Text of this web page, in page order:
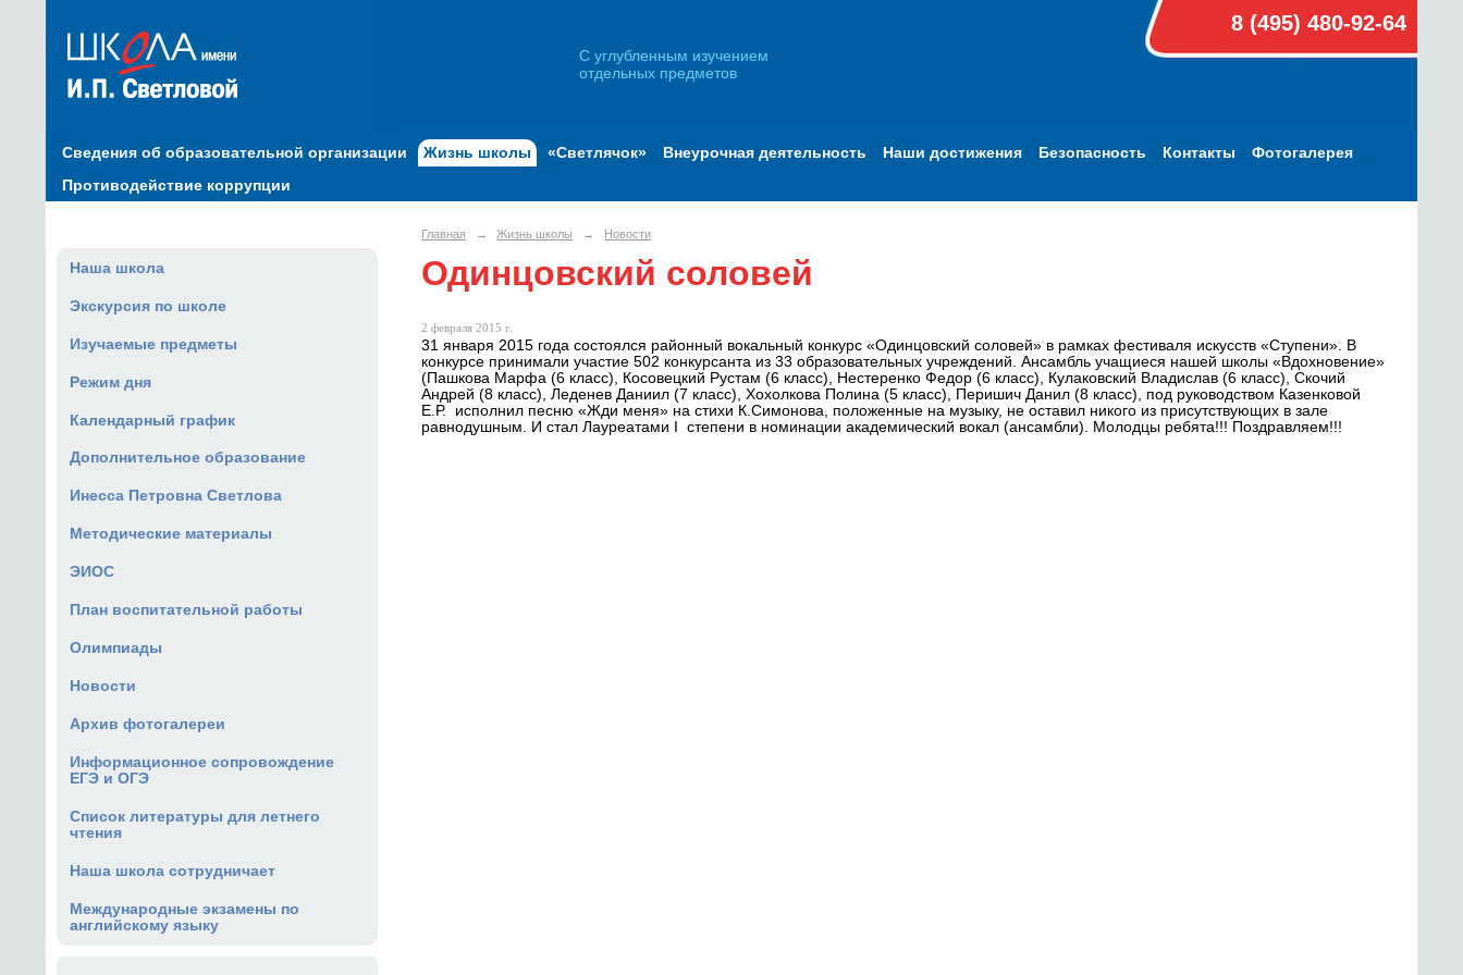
8 (495) 480-92-64
С углубленным изучением
отдельных предметов
Сведения об образовательной организации Жизнь школы «Светлячок» Внеурочная деятельность Наши достижения Безопасность Контакты
Фотогалерея
Противодействие коррупции
Наша школа
Экскурсия по школе
Изучаемые предметы
Режим дня
Календарный график
Дополнительное образование
Инесса Петровна Светлова
Методические материалы
ЭИОС
План воспитательной работы
Олимпиады
Новости
Архив фотогалереи
Информационное сопровождение
ЕГЭ и ОГЭ
Список литературы для летнего
чтения
Наша школа сотрудничает
Международные экзамены по
английскому языку
Главная → Жизнь школы → Новости
Одинцовский соловей
2 февраля 2015 г.
31 января 2015 года состоялся районный вокальный конкурс «Одинцовский соловей» в рамках фестиваля искусств «Ступени». В
конкурсе принимали участие 502 конкурсанта из 33 образовательных учреждений. Ансамбль учащиеся нашей школы «Вдохновение»
(Пашкова Марфа (6 класс), Косовецкий Рустам (6 класс), Нестеренко Федор (6 класс), Кулаковский Владислав (6 класс), Скочий
Андрей (8 класс), Леденев Даниил (7 класс), Хохолкова Полина (5 класс), Перишич Данил (8 класс), под руководством Казенковой
Е.Р. исполнил песню «Жди меня» на стихи К.Симонова, положенные на музыку, не оставил никого из присутствующих в зале
равнодушным. И стал Лауреатами I степени в номинации академический вокал (ансамбли). Молодцы ребята!!! Поздравляем!!!